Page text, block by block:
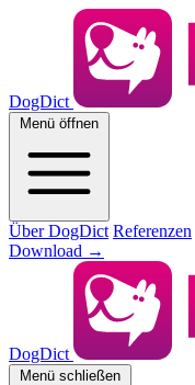
DogDict
Menü öffnen
Über DogDict Referenzen
Download →
DogDict
Menü schließen